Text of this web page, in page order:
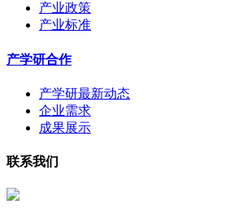
产业政策
产业标准
产学研合作
产学研最新动态
企业需求
成果展示
联系我们